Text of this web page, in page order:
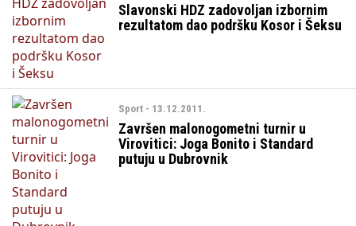
Slavonski HDZ zadovoljan izbornim
rezultatom dao podršku Kosor i Šeksu
Sport - 13.12.2011.
Završen malonogometni turnir u
Virovitici: Joga Bonito i Standard
putuju u Dubrovnik